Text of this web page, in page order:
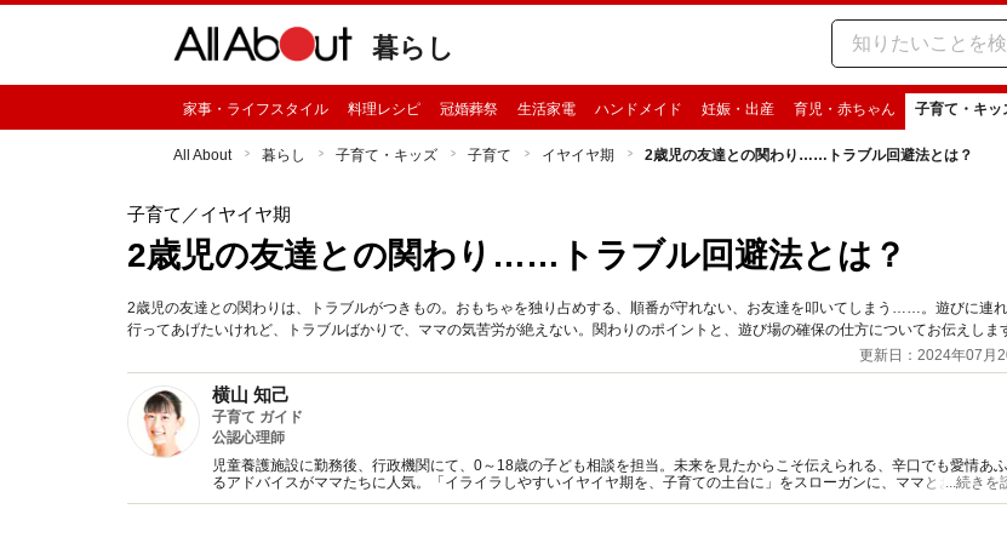
暮らし
家事・ライフスタイル 料理レシピ 冠婚葬祭 生活家電 ハンドメイド 妊娠・出産 育児・赤ちゃん 子育て・キッ
All About 暮らし 子育て・キッズ 子育て イヤイヤ期 2歳児の友達との関わり……トラブル回避法とは？
子育て ／イヤイヤ期
2歳児の友達との関わり……トラブル回避法とは？
2歳児の友達との関わりは、トラブルがつきもの。おもちゃを独り占めする、順番が守れない、お友達を叩いてしまう……。遊びに連
行ってあげたいけれど、トラブルばかりで、ママの気苦労が絶えない。関わりのポイントと、遊び場の確保の仕方についてお伝えしま
更新日：2024年07月
横山 知己
子育て ガイド
公認心理師
児童養護施設に勤務後、行政機関にて、0～18歳の子ども相談を担当。未来を見たからこそ伝えられる、辛口でも愛情あ
るアドバイスがママたちに人気。「イライラしやすいイヤイヤ期を、子育ての土台に」をスローガンに、ママとお子さん
階に合った関わり方を提案。公認心理師。
...続きを